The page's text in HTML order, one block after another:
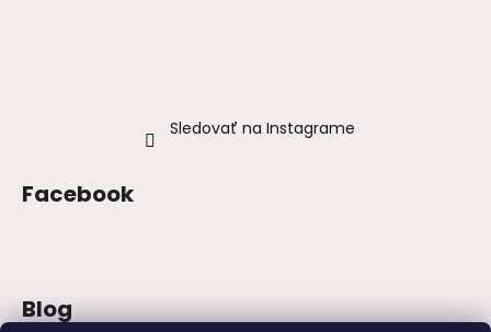
Sledovať na Instagrame
Facebook
Blog